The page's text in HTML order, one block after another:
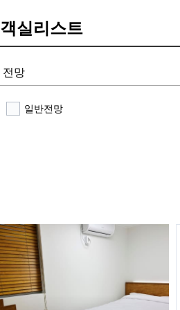
객실리스트
전망
일반전망